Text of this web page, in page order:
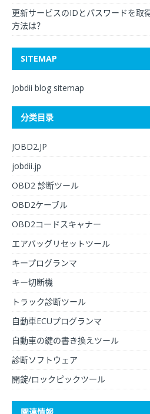
更新サービスのIDとパスワードを取
方法は？
SITEMAP
Jobdii blog sitemap
分类目录
JOBD2.JP
jobdii.jp
OBD2 診断ツール
OBD2ケーブル
OBD2コードスキャナー
エアバッグリセットツール
キープログランマ
キー切断機
トラック診断ツール
自動車ECUプログランマ
自動車の鍵の書き換えツール
診断ソフトウェア
開錠/ロックピックツール